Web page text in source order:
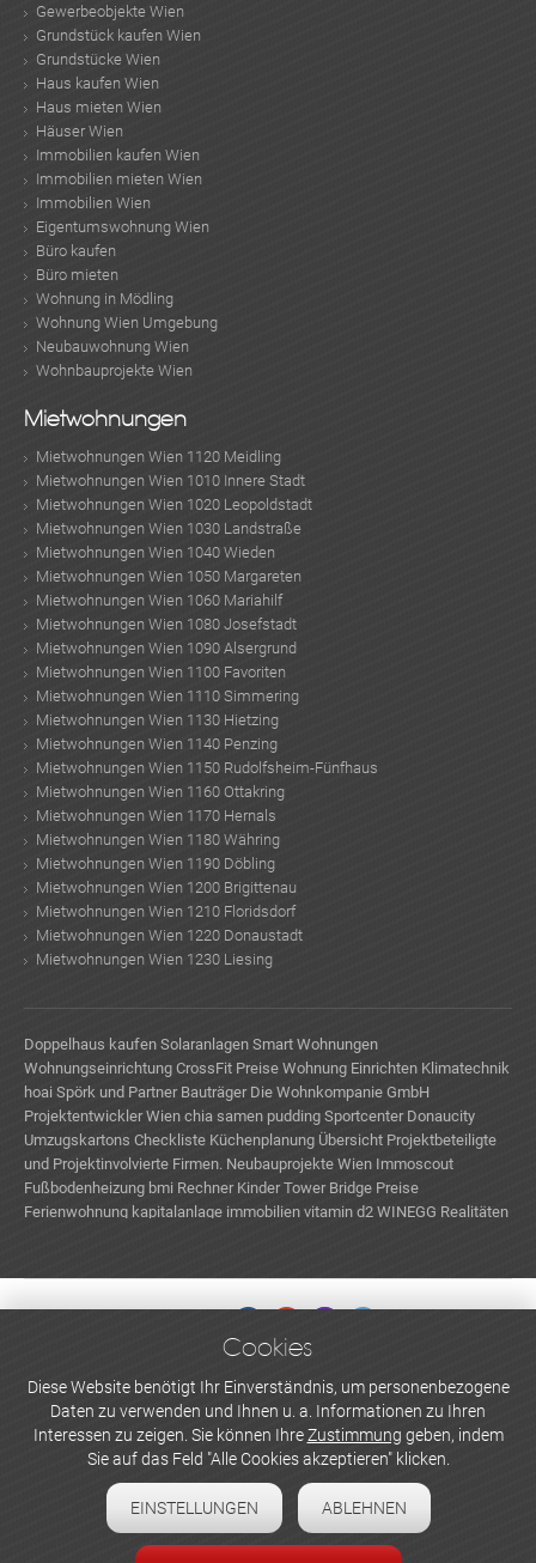
Gewerbeobjekte Wien
Grundstück kaufen Wien
Grundstücke Wien
Haus kaufen Wien
Haus mieten Wien
Häuser Wien
Immobilien kaufen Wien
Immobilien mieten Wien
Immobilien Wien
Eigentumswohnung Wien
Büro kaufen
Büro mieten
Wohnung in Mödling
Wohnung Wien Umgebung
Neubauwohnung Wien
Wohnbauprojekte Wien
Mietwohnungen
Mietwohnungen Wien 1120 Meidling
Mietwohnungen Wien 1010 Innere Stadt
Mietwohnungen Wien 1020 Leopoldstadt
Mietwohnungen Wien 1030 Landstraße
Mietwohnungen Wien 1040 Wieden
Mietwohnungen Wien 1050 Margareten
Mietwohnungen Wien 1060 Mariahilf
Mietwohnungen Wien 1080 Josefstadt
Mietwohnungen Wien 1090 Alsergrund
Mietwohnungen Wien 1100 Favoriten
Mietwohnungen Wien 1110 Simmering
Mietwohnungen Wien 1130 Hietzing
Mietwohnungen Wien 1140 Penzing
Mietwohnungen Wien 1150 Rudolfsheim-Fünfhaus
Mietwohnungen Wien 1160 Ottakring
Mietwohnungen Wien 1170 Hernals
Mietwohnungen Wien 1180 Währing
Mietwohnungen Wien 1190 Döbling
Mietwohnungen Wien 1200 Brigittenau
Mietwohnungen Wien 1210 Floridsdorf
Mietwohnungen Wien 1220 Donaustadt
Mietwohnungen Wien 1230 Liesing
Doppelhaus kaufen Solaranlagen Smart Wohnungen
Wohnungseinrichtung CrossFit Preise Wohnung Einrichten Klimatechnik
hoai Spörk und Partner Bauträger Die Wohnkompanie GmbH
Projektentwickler Wien chia samen pudding Sportcenter Donaucity
Umzugskartons Checkliste Küchenplanung Übersicht Projektbeteiligte
und Projektinvolvierte Firmen. Neubauprojekte Wien Immoscout
Fußbodenheizung bmi Rechner Kinder Tower Bridge Preise
Ferienwohnung kapitalanlage immobilien vitamin d2 WINEGG Realitäten
WERBEN UND INSERIEREN
Newsletter abonnieren
Datenschutzerklärung
Cookie-Einstellungen
Cookies
Diese Website benötigt Ihr Einverständnis, um personenbezogene
Daten zu verwenden und Ihnen u. a. Informationen zu Ihren
Interessen zu zeigen. Sie können IhreZustimmung geben, indem
Sie auf das Feld "Alle Cookies akzeptieren" klicken.
EINSTELLUNGEN ABLEHNEN